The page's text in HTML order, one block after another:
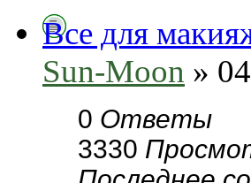
Все для
Sun-Moon »
0 Ответы
3330